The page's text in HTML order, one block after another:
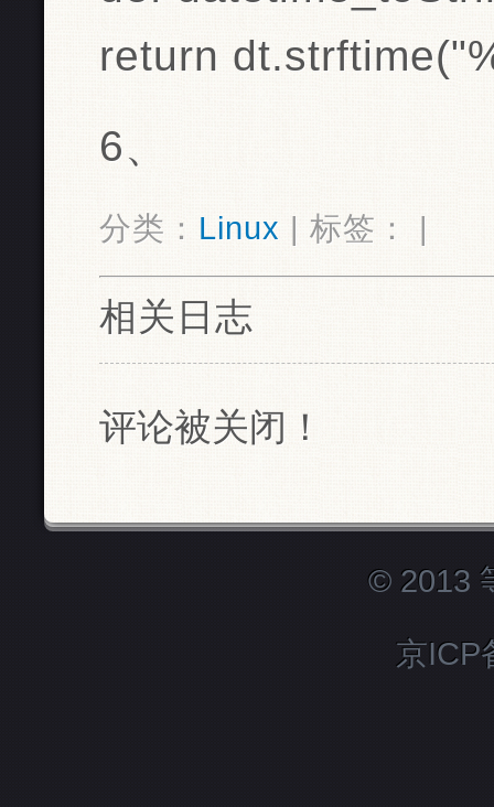
return
6、
分类： Linux | 标签： |
相关日志
评论被关闭！
© 2013
京ICP